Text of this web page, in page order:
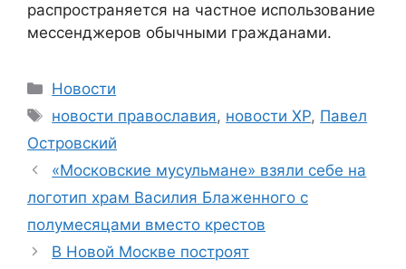
распространяется на частное использование
мессенджеров обычными гражданами.
Рубрики
Новости
Метки
новости православия, новости ХР, Павел
Островский
«Московские мусульмане» взяли себе на
логотип храм Василия Блаженного с
полумесяцами вместо крестов
В Новой Москве построят